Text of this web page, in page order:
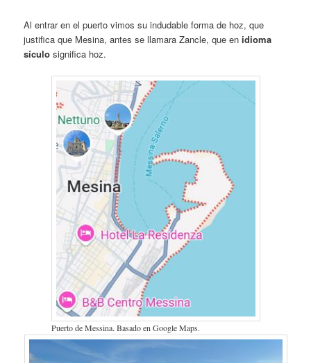
Al entrar en el puerto vimos su indudable forma de hoz, que
justifica que Mesina, antes se llamara Zancle, que en idioma
sículo significa hoz.
Puerto de Messina. Basado en Google Maps.